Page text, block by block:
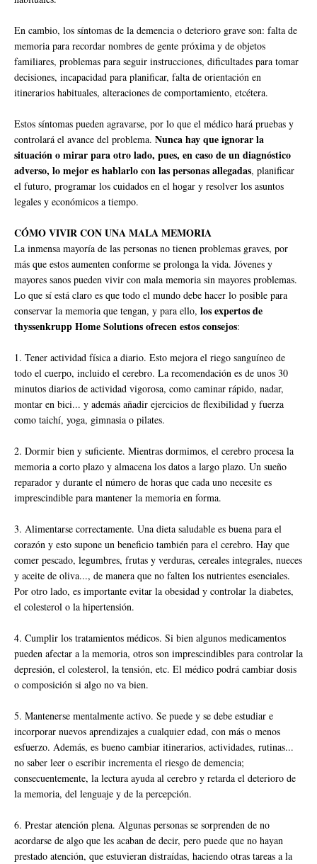
En cambio, los síntomas de la demencia o deterioro grave son: falta de
memoria para recordar nombres de gente próxima y de objetos
familiares, problemas para seguir instrucciones, dificultades para tomar
decisiones, incapacidad para planificar, falta de orientación en
itinerarios habituales, alteraciones de comportamiento, etcétera.
Estos síntomas pueden agravarse, por lo que el médico hará pruebas y
controlará el avance del problema. Nunca hay que ignorar la
situación o mirar para otro lado, pues, en caso de un diagnóstico
adverso, lo mejor es hablarlo con las personas allegadas, planificar
el futuro, programar los cuidados en el hogar y resolver los asuntos
legales y económicos a tiempo.
CÓMO VIVIR CON UNA MALA MEMORIA
La inmensa mayoría de las personas no tienen problemas graves, por
más que estos aumenten conforme se prolonga la vida. Jóvenes y
mayores sanos pueden vivir con mala memoria sin mayores problemas.
Lo que sí está claro es que todo el mundo debe hacer lo posible para
conservar la memoria que tengan, y para ello, los expertos de
thyssenkrupp Home Solutions ofrecen estos consejos:
1. Tener actividad física a diario. Esto mejora el riego sanguíneo de
todo el cuerpo, incluido el cerebro. La recomendación es de unos 30
minutos diarios de actividad vigorosa, como caminar rápido, nadar,
montar en bici... y además añadir ejercicios de flexibilidad y fuerza
como taichí, yoga, gimnasia o pilates.
2. Dormir bien y suficiente. Mientras dormimos, el cerebro procesa la
memoria a corto plazo y almacena los datos a largo plazo. Un sueño
reparador y durante el número de horas que cada uno necesite es
imprescindible para mantener la memoria en forma.
3. Alimentarse correctamente. Una dieta saludable es buena para el
corazón y esto supone un beneficio también para el cerebro. Hay que
comer pescado, legumbres, frutas y verduras, cereales integrales, nueces
y aceite de oliva..., de manera que no falten los nutrientes esenciales.
Por otro lado, es importante evitar la obesidad y controlar la diabetes,
el colesterol o la hipertensión.
4. Cumplir los tratamientos médicos. Si bien algunos medicamentos
pueden afectar a la memoria, otros son imprescindibles para controlar la
depresión, el colesterol, la tensión, etc. El médico podrá cambiar dosis
o composición si algo no va bien.
5. Mantenerse mentalmente activo. Se puede y se debe estudiar e
incorporar nuevos aprendizajes a cualquier edad, con más o menos
esfuerzo. Además, es bueno cambiar itinerarios, actividades, rutinas...
no saber leer o escribir incrementa el riesgo de demencia;
consecuentemente, la lectura ayuda al cerebro y retarda el deterioro de
la memoria, del lenguaje y de la percepción.
6. Prestar atención plena. Algunas personas se sorprenden de no
acordarse de algo que les acaban de decir, pero puede que no hayan
prestado atención, que estuvieran distraídas, haciendo otras tareas a la